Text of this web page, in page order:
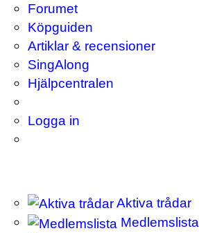
Forumet
Köpguiden
Artiklar & recensioner
SingAlong
Hjälpcentralen
Logga in
Aktiva trådar
Medlemslista